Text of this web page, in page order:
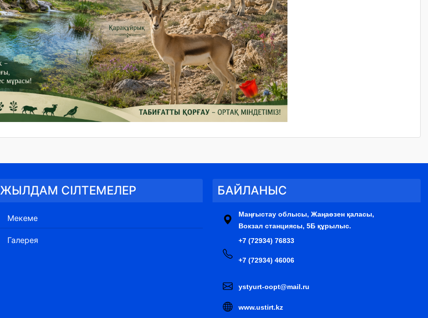
ЖЫЛДАМ СІЛТЕМЕЛЕР
Мекеме
Галерея
БАЙЛАНЫС
Маңғыстау облысы, Жаңаөзен қаласы,
Вокзал станциясы, 5Б құрылыс.
+7 (72934) 76833
+7 (72934) 46006
ystyurt-oopt@mail.ru
www.ustirt.kz